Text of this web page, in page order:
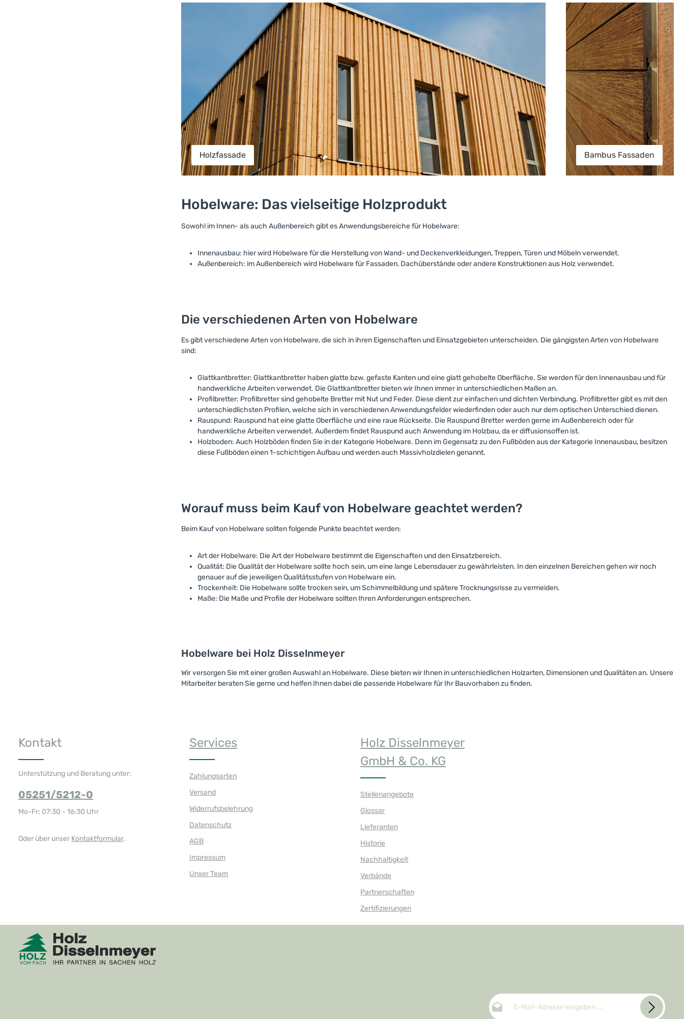
Holzfassade
Bambus Fassaden
Bambus Fassaden
Hobelware: Das vielseitige Holzprodukt
Sowohl im Innen- als auch Außenbereich gibt es Anwendungsbereiche für Hobelware:
Innenausbau: hier wird Hobelware für die Herstellung von Wand- und Deckenverkleidungen, Treppen, Türen und Möbeln verwendet.
Außenbereich: im Außenbereich wird Hobelware für Fassaden, Dachüberstände oder andere Konstruktionen aus Holz verwendet.
Die verschiedenen Arten von Hobelware
Es gibt verschiedene Arten von Hobelware, die sich in ihren Eigenschaften und Einsatzgebieten unterscheiden. Die gängigsten Arten von Hobelware
sind:
Glattkantbretter: Glattkantbretter haben glatte bzw. gefaste Kanten und eine glatt gehobelte Oberfläche. Sie werden für den Innenausbau und für
handwerkliche Arbeiten verwendet. Die Glattkantbretter bieten wir Ihnen immer in unterschiedlichen Maßen an.
Profilbretter: Profilbretter sind gehobelte Bretter mit Nut und Feder. Diese dient zur einfachen und dichten Verbindung. Profilbretter gibt es mit den
unterschiedlichsten Profilen, welche sich in verschiedenen Anwendungsfelder wiederfinden oder auch nur dem optischen Unterschied dienen.
Rauspund: Rauspund hat eine glatte Oberfläche und eine raue Rückseite. Die Rauspund Bretter werden gerne im Außenbereich oder für
handwerkliche Arbeiten verwendet. Außerdem findet Rauspund auch Anwendung im Holzbau, da er diffusionsoffen ist.
Holzboden: Auch Holzböden finden Sie in der Kategorie Hobelware. Denn im Gegensatz zu den Fußböden aus der Kategorie Innenausbau, besitzen
diese Fußböden einen 1-schichtigen Aufbau und werden auch Massivholzdielen genannt.
Worauf muss beim Kauf von Hobelware geachtet werden?
Beim Kauf von Hobelware sollten folgende Punkte beachtet werden:
Art der Hobelware: Die Art der Hobelware bestimmt die Eigenschaften und den Einsatzbereich.
Qualität: Die Qualität der Hobelware sollte hoch sein, um eine lange Lebensdauer zu gewährleisten. In den einzelnen Bereichen gehen wir noch
genauer auf die jeweiligen Qualitätsstufen von Hobelware ein.
Trockenheit: Die Hobelware sollte trocken sein, um Schimmelbildung und spätere Trocknungsrisse zu vermeiden.
Maße: Die Maße und Profile der Hobelware sollten Ihren Anforderungen entsprechen.
Hobelware bei Holz Disselnmeyer
Wir versorgen Sie mit einer großen Auswahl an Hobelware. Diese bieten wir Ihnen in unterschiedlichen Holzarten, Dimensionen und Qualitäten an. Unsere
Mitarbeiter beraten Sie gerne und helfen Ihnen dabei die passende Hobelware für Ihr Bauvorhaben zu finden.
Kontakt
Unterstützung und Beratung unter:
05251/5212-0
Mo-Fr: 07:30 - 16:30 Uhr
Oder über unser Kontaktformular.
Services
Zahlungsarten
Versand
Widerrufsbelehrung
Datenschutz
AGB
Impressum
Unser Team
Holz Disselnmeyer
GmbH & Co. KG
Stellenangebote
Glossar
Lieferanten
Historie
Nachhaltigkeit
Verbände
Partnerschaften
Zertifizierungen
E-Mail-Adresse*